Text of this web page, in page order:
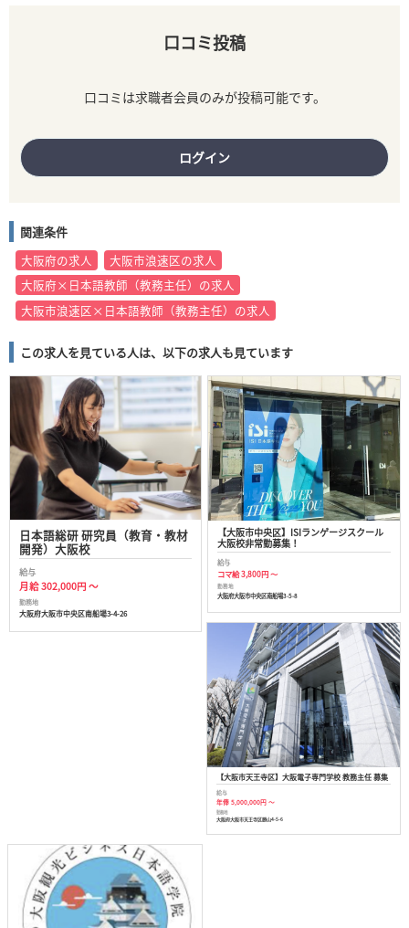
口コミ投稿
口コミは求職者会員のみが投稿可能です。
ログイン
関連条件
大阪府の求人
大阪市浪速区の求人
大阪府×日本語教師（教務主任）の求人
大阪市浪速区×日本語教師（教務主任）の求人
この求人を見ている人は、以下の求人も見ています
日本語総研 研究員（教育・教材
開発）大阪校
給与
月給 302,000円 ～
勤務地
大阪府大阪市中央区南船場3-4-26
【大阪市中央区】ISIランゲージスクール
大阪校非常勤募集！
給与
コマ給 3,800円 ～
勤務地
大阪府大阪市中央区南船場3-5-8
【大阪市天王寺区】大阪電子専門学校 教務主任 募集
給与
年俸 5,000,000円 ～
勤務地
大阪府大阪市天王寺区勝山4-5-6